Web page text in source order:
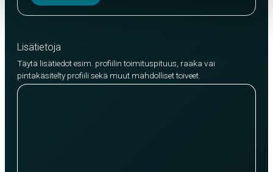
Lisätietoja
Täytä lisätiedot esim. profiilin toimituspituus, raaka vai
pintakäsitelty profiili sekä muut mahdolliset toiveet.